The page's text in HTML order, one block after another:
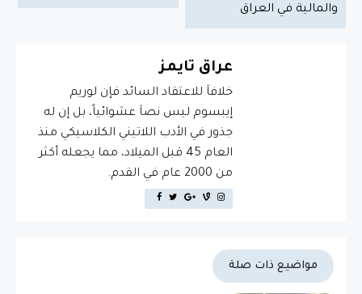
والمالية في العراق
عراق تايمز
خلافاَ للاعتقاد السائد فإن لوريم
إيبسوم ليس نصاَ عشوائياً، بل إن له
جذور في الأدب اللاتيني الكلاسيكي منذ
العام 45 قبل الميلاد، مما يجعله أكثر
من 2000 عام في القدم.
مواضيع ذات صلة